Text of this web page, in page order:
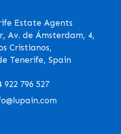
Estate Agents
Av. de Ámsterdam, 4,
Cristianos,
Tenerife, Spain
922 796 527